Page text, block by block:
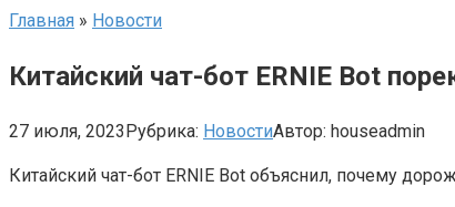
Главная » Новости
Китайский чат-бот ERNIE Bot
27 июля, 2023Рубрика: НовостиАвтор: houseadmin
Китайский чат-бот ERNIE Bot объяснил, почему